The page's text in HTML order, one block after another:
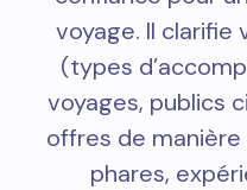
voyage. Il
(types
voyages, publics
offres de
phares,